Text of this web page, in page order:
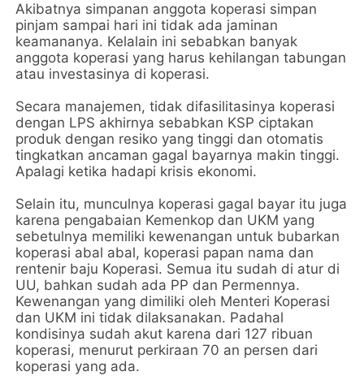
Akibatnya simpanan anggota koperasi simpan
pinjam sampai hari ini tidak ada jaminan
keamananya. Kelalain ini sebabkan banyak
anggota koperasi yang harus kehilangan tabungan
atau investasinya di koperasi.
Secara manajemen, tidak difasilitasinya koperasi
dengan LPS akhirnya sebabkan KSP ciptakan
produk dengan resiko yang tinggi dan otomatis
tingkatkan ancaman gagal bayarnya makin tinggi.
Apalagi ketika hadapi krisis ekonomi.
Selain itu, munculnya koperasi gagal bayar itu juga
karena pengabaian Kemenkop dan UKM yang
sebetulnya memiliki kewenangan untuk bubarkan
koperasi abal abal, koperasi papan nama dan
rentenir baju Koperasi. Semua itu sudah di atur di
UU, bahkan sudah ada PP dan Permennya.
Kewenangan yang dimiliki oleh Menteri Koperasi
dan UKM ini tidak dilaksanakan. Padahal
kondisinya sudah akut karena dari 127 ribuan
koperasi, menurut perkiraan 70 an persen dari
koperasi yang ada.